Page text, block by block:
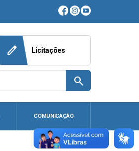
edit Licitações
search
COMUNICAÇÃO